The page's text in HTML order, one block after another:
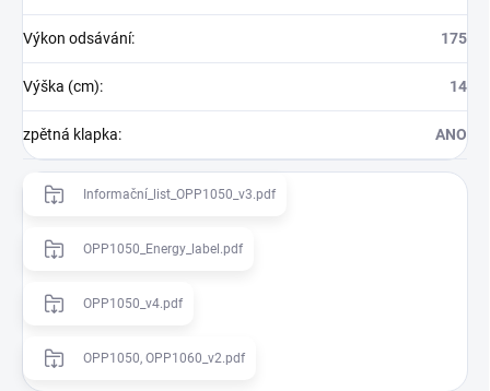
Výkon odsávání: 175
Výška (cm): 14
zpětná klapka: ANO
Informační_list_OPP1050_v3.pdf
OPP1050_Energy_label.pdf
OPP1050_v4.pdf
OPP1050, OPP1060_v2.pdf